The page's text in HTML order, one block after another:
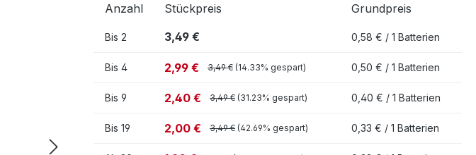
Anzahl Stückpreis Grundpreis
Bis 2 3,49 € 0,58 € / 1 Batterien
Bis 4 2,99 € 3,49 € (14.33% gespart) 0,50 € / 1 Batterien
Bis 9 2,40 € 3,49 € (31.23% gespart) 0,40 € / 1 Batterien
Bis 19 2,00 € 3,49 € (42.69% gespart) 0,33 € / 1 Batterien